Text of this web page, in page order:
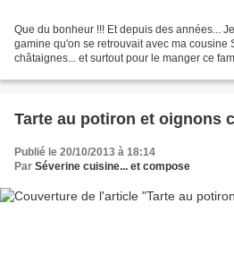
Que du bonheur !!! Et depuis des années...
gamine qu'on se retrouvait avec ma cousine
châtaignes... et surtout pour le manger ce
Tarte au potiron et oignons
Publié le 20/10/2013 à 18:14
Par Séverine cuisine... et compose